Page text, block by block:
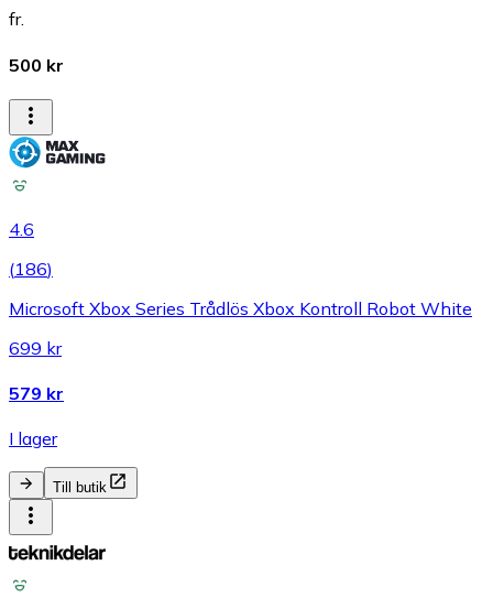
fr.
500 kr
4.6
(186)
Microsoft Xbox Series Trådlös Xbox Kontroll Robot White
699 kr
579 kr
I lager
Till butik